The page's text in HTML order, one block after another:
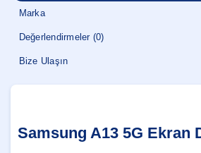
Marka
Değerlendirmeler (0)
Bize Ulaşın
Samsung A13 5G Ekran